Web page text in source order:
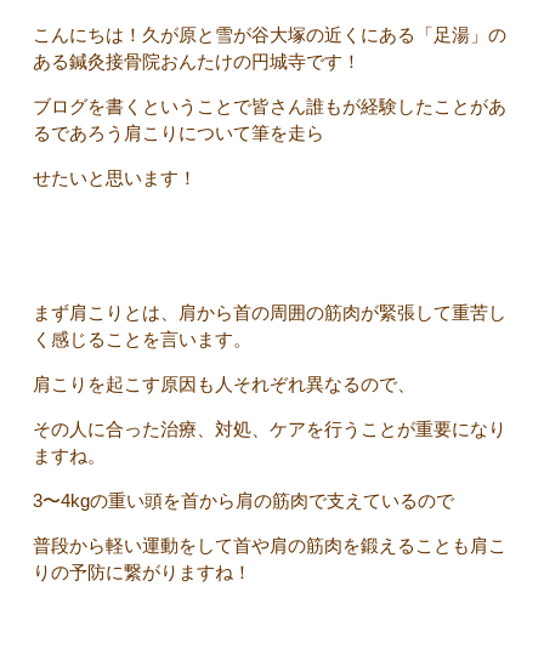
こんにちは！久が原と雪が谷大塚の近くにある「足湯」の
ある鍼灸接骨院おんたけの円城寺です！
ブログを書くということで皆さん誰もが経験したことがあ
るであろう肩こりについて筆を走ら
せたいと思います！
まず肩こりとは、肩から首の周囲の筋肉が緊張して重苦し
く感じることを言います。
肩こりを起こす原因も人それぞれ異なるので、
その人に合った治療、対処、ケアを行うことが重要になり
ますね。
3〜4kgの重い頭を首から肩の筋肉で支えているので
普段から軽い運動をして首や肩の筋肉を鍛えることも肩こ
りの予防に繋がりますね！